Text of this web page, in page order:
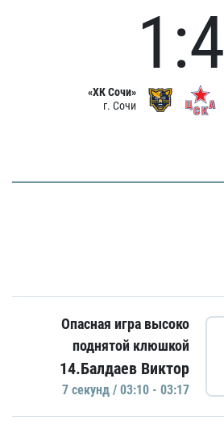
«ХК Сочи»
г. Сочи
1:4
Опасная игра высоко
поднятой клюшкой
14.Балдаев Виктор
7 секунд / 03:10 - 03:17